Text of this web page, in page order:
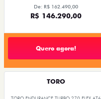
De: R$ 162.490,00
R$ 146.290,00
Quero agora!
TORO